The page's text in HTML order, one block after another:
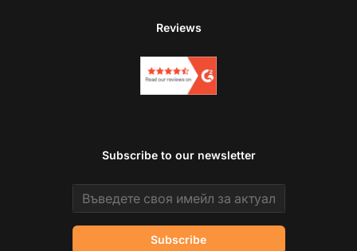
Reviews
Subscribe to our newsletter
Email address
Subscribe